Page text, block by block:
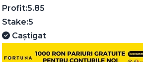
Profit:5.85
Stake:5
Caștigat